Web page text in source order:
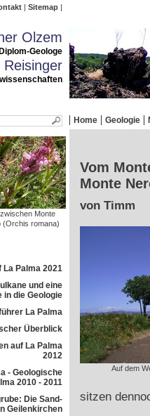
Sitemap
Olzem
Diplom-Geologe
Reisinger
Home Geologie
Monte
(Orchis romana)
La Palma 2021
und eine
in die Geologie
La Palma
Überblick
auf La Palma
2012
- Geologische
2010 - 2011
Die Sand-
Geilenkirchen
Vom
Monte
von Timm
Auf dem
sitzen